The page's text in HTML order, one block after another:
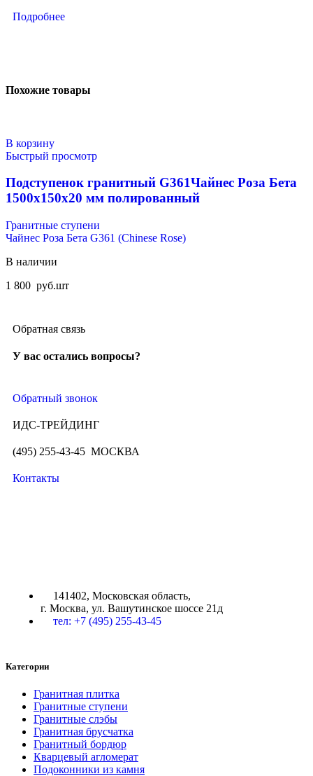
Подробнее
Похожие товары
В корзину
Быстрый просмотр
Подступенок гранитный G361Чайнес Роза Бета
1500x150x20 мм полированный
Гранитные ступени
Чайнес Роза Бета G361 (Chinese Rose)
В наличии
1 800 руб.шт
Обратная связь
У вас остались вопросы?
Обратный звонок
ИДС-ТРЕЙДИНГ
(495) 255-43-45 МОСКВА
Контакты
141402, Московская область,
г. Москва, ул. Вашутинское шоссе 21д
тел: +7 (495) 255-43-45
Категории
Гранитная плитка
Гранитные ступени
Гранитные слэбы
Гранитная брусчатка
Гранитный бордюр
Кварцевый агломерат
Подоконники из камня